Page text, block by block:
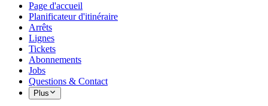
Page d'accueil
Planificateur d'itinéraire
Arrêts
Lignes
Tickets
Abonnements
Jobs
Questions & Contact
Plus